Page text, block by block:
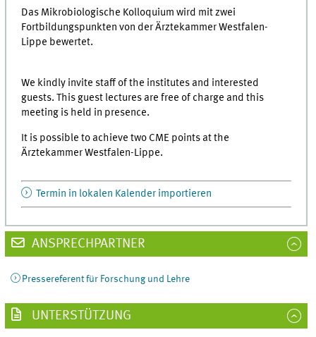
Das Mikrobiologische Kolloquium wird mit zwei
Fortbildungspunkten von der Ärztekammer Westfalen-
Lippe bewertet.
We kindly invite staff of the institutes and interested
guests. This guest lectures are free of charge and this
meeting is held in presence.
It is possible to achieve two CME points at the
Ärztekammer Westfalen-Lippe.
Termin in lokalen Kalender importieren
ANSPRECHPARTNER
Pressereferent für Forschung und Lehre
UNTERSTÜTZUNG